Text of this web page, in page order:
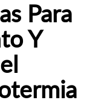
Para
Y